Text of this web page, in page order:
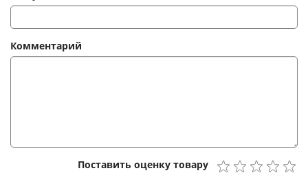
Комментарий
Поставить оценку товару